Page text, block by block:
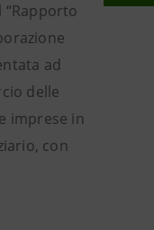
“Rapporto
ad
delle
imprese in
con